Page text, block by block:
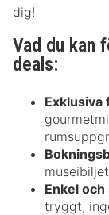
dig!
Vad du kan
deals:
Exklusiva
Enkel
tryggt,